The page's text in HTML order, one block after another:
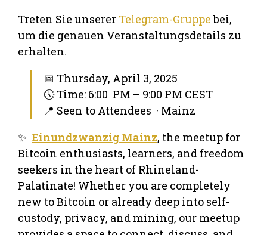
Treten Sie unserer Telegram-Gruppebei,
um die genauen Veranstaltungsdetails zu
erhalten.
📅 Thursday, April 3, 2025
🕔 Time: 6:00 PM – 9:00 PM CEST
📍 Seen to Attendees · Mainz
✨ Einundzwanzig Mainz, the meetup for
Bitcoin enthusiasts, learners, and freedom
seekers in the heart of Rhineland-
Palatinate! Whether you are completely
new to Bitcoin or already deep into self-
custody, privacy, and mining, our meetup